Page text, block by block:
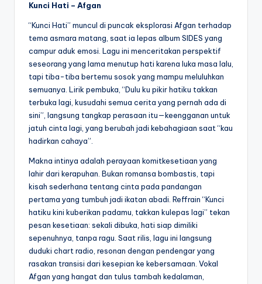
Kunci Hati – Afgan
“Kunci Hati” muncul di puncak eksplorasi Afgan terhadap
tema asmara matang, saat ia lepas album SIDES yang
campur aduk emosi. Lagu ini menceritakan perspektif
seseorang yang lama menutup hati karena luka masa lalu,
tapi tiba-tiba bertemu sosok yang mampu meluluhkan
semuanya. Lirik pembuka, “Dulu ku pikir hatiku takkan
terbuka lagi, kusudahi semua cerita yang pernah ada di
sini”, langsung tangkap perasaan itu—keengganan untuk
jatuh cinta lagi, yang berubah jadi kebahagiaan saat “kau
hadirkan cahaya”.
Makna intinya adalah perayaan komitkesetiaan yang
lahir dari kerapuhan. Bukan romansa bombastis, tapi
kisah sederhana tentang cinta pada pandangan
pertama yang tumbuh jadi ikatan abadi. Reffrain “Kunci
hatiku kini kuberikan padamu, takkan kulepas lagi” tekan
pesan kesetiaan: sekali dibuka, hati siap dimiliki
sepenuhnya, tanpa ragu. Saat rilis, lagu ini langsung
duduki chart radio, resonan dengan pendengar yang
rasakan transisi dari kesepian ke kebersamaan. Vokal
Afgan yang hangat dan tulus tambah kedalaman,